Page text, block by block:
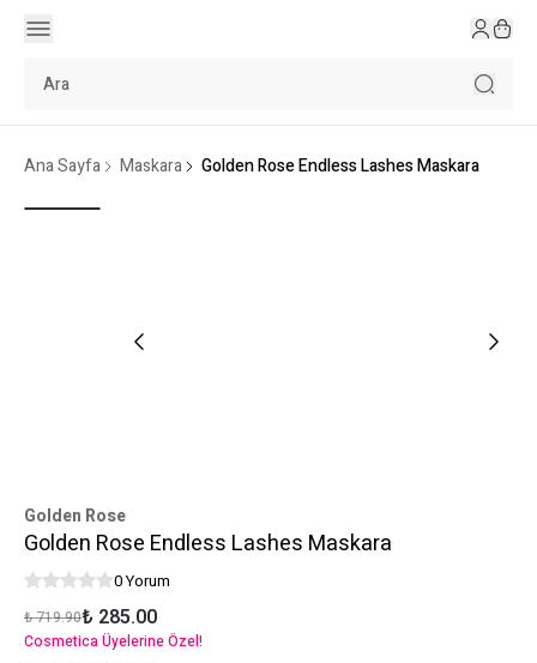
Ana Sayfa Maskara Golden Rose Endless Lashes Maskara
Golden Rose
Golden Rose Endless Lashes Maskara
0 Yorum
₺ 719.90₺ 285.00
Cosmetica Üyelerine Özel!